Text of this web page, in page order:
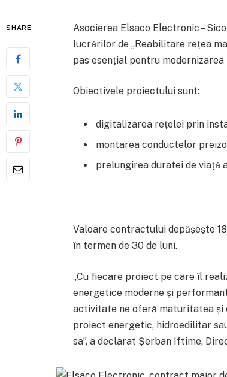
SHARE
Asocierea Elsaco Electronic –
lucrărilor de „Reabilitare rețea
pas esențial pentru
Obiectivele proiectului sunt:
digitalizarea rețelei prin
montarea conductelor
prelungirea duratei de viață
Valoare contractului depășește
în termen de 30 de luni.
„Cu fiecare proiect pe care îl
energetice moderne și
activitate ne oferă maturitatea și
proiect energetic, hidroedilitar
sa”, a declarat Șerban Iftime,